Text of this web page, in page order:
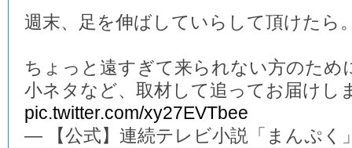
週末、足を伸ばしていらして頂けたら
ちょっと遠すぎて来られない方のため
小ネタなど、取材して追ってお届けし
pic.twitter.com/xy27EVTbee
— 【公式】連続テレビ小説「まんぷく